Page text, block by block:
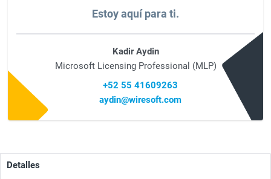
Estoy aquí para ti.
Kadir Aydin
Microsoft Licensing Professional (MLP)
+52 55 41609263
aydin@wiresoft.com
Detalles